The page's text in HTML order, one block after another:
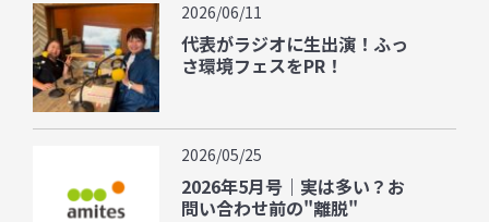
2026/06/11
代表がラジオに生出演！ふっ
さ環境フェスをPR！
2026/05/25
2026年5月号｜実は多い？お
問い合わせ前の"離脱"